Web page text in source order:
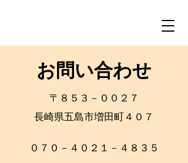
お問い合わせ
〒８５３－００２７
長崎県五島市増田町４０７
０７０－４０２１－４８３５